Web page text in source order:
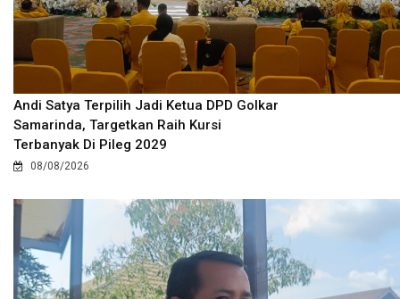
Andi Satya Terpilih Jadi Ketua DPD Golkar
Samarinda, Targetkan Raih Kursi
Terbanyak Di Pileg 2029
08/08/2026